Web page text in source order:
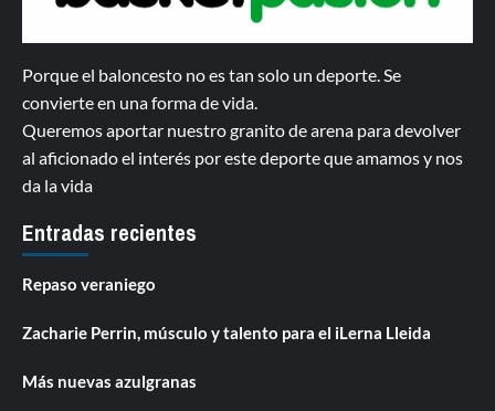
Porque el baloncesto no es tan solo un deporte. Se
convierte en una forma de vida.
Queremos aportar nuestro granito de arena para devolver
al aficionado el interés por este deporte que amamos y nos
da la vida
Entradas recientes
Repaso veraniego
Zacharie Perrin, músculo y talento para el iLerna Lleida
Más nuevas azulgranas